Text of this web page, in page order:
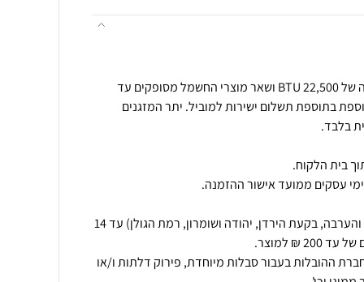
מזגנים עיליים וניידים עד תפוקה של 22,500 BTU ושאר מוצרי החשמל מסופקים עד
נוספת בתוספת תשלום ישירות למוביל. יתר המזגנים
הובלה לישובים מרוחקים (אילת והערבה, בקעת הירדן, יהודה ושומרון, רמת הגולן) עד 14
חברת ההובלות בעבור סבלות מיוחדת, פירוק דלתות ו/או